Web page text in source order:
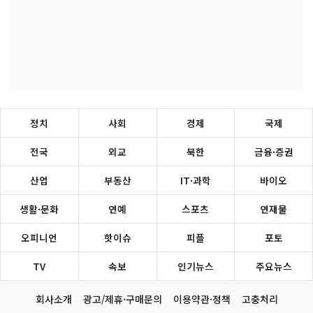
정치 사회 경제 국제
전국 외교 북한 금융·증권
산업 부동산 IT·과학 바이오
생활·문화 연예 스포츠 연재물
오피니언 핫이슈 피플 포토
TV 속보 인기뉴스 주요뉴스
회사소개 광고/제휴·구매문의 이용약관·정책 고충처리